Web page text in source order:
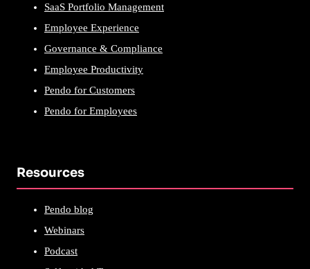
SaaS Portfolio Management
Employee Experience
Governance & Compliance
Employee Productivity
Pendo for Customers
Pendo for Employees
Resources
Pendo blog
Webinars
Podcast